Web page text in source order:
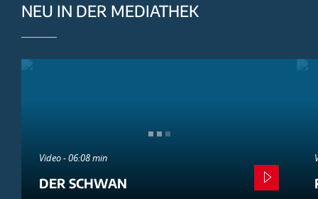
NEU IN DER MEDIATHEK
Video - 06:08 min
DER SCHWAN